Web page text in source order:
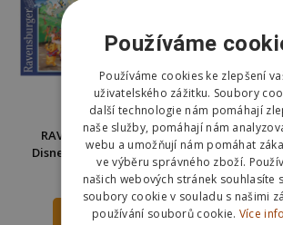
RAVENSBURGER Puzzle
Disney karneval 1000 dílků
289 Kč 359 Kč
DO KOŠÍKU
Dino
Notre-
Používáme
Používáme cookies ke zlepšení
uživatelského zážitku. Soubory
další technologie nám pomáhají
naše služby, pomáhají nám
webu a umožňují nám pomáhat
ve výběru správného zboží.
našich webových stránek souhlasíte
soubory cookie v souladu s našimi
používání souborů cookie. Více